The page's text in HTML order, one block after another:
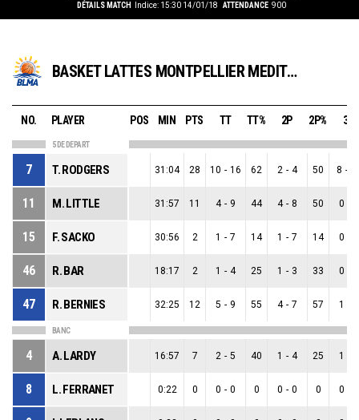
DÉTAILS MATCH
Indice: 15:30 14/01/18 ATTENDANCE 900
BASKET LATTES MONTPELLIER MEDITERRANEE METROPOLE
NO. PLAYER POS MIN PTS TT TT% 2P 2P% 3P
5 DE DEPART
7 T. RODGERS 31:04 28 10 - 16 62 2 - 4 50 8 -
11 M. LITTLE 31:57 11 4 - 9 44 4 - 8 50 0
15 F. SACKO 30:56 2 1 - 7 14 1 - 7 14 0
46 R. BAR 18:17 2 1 - 4 25 1 - 3 33 0
47 R. BERNIES 32:25 12 5 - 9 55 4 - 7 57 1
BANC
4 A. LARDY 16:57 7 2 - 5 40 1 - 4 25 1
8 L. FERRANET 0:22 0 0 - 0 0 0 - 0 0 0